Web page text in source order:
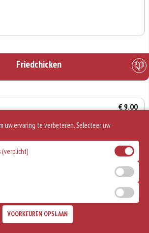
Friedchicken
€ 9.00
€ 14.00
€ 0,00
uw ervaring te verbeteren. Selecteer uw
(verplicht)
VOORKEUREN OPSLAAN